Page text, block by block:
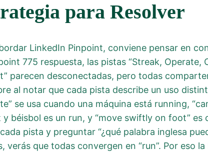
para Resolver
LinkedIn Pinpoint, conviene pensar en
775 respuesta, las pistas “Streak,
parecen desconectadas, pero todas
al notar que cada pista describe un uso
se usa cuando una máquina está running,
y béisbol es un run, y “move swiftly on foot”
pista y preguntar “¿qué palabra inglesa
verás que todas convergen en “run”. Por eso